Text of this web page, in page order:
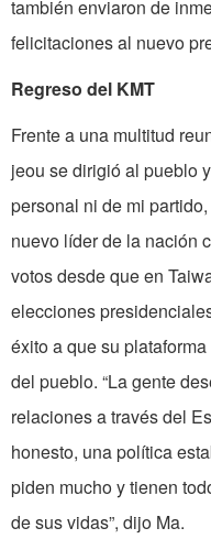
también enviaron de
felicitaciones al nuevo
Regreso del KMT
Frente a una multitud
jeou se dirigió al pueblo
personal ni de mi
nuevo líder de la nación
votos desde que en
elecciones
éxito a que su
del pueblo. “La gente
relaciones a través del
honesto, una política
piden mucho y tienen
de sus vidas”, dijo Ma.